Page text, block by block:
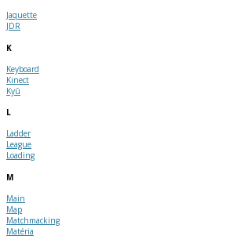
Jaquette
JDR
K
Keyboard
Kinect
Kyû
L
Ladder
League
Loading
M
Main
Map
Matchmacking
Matéria